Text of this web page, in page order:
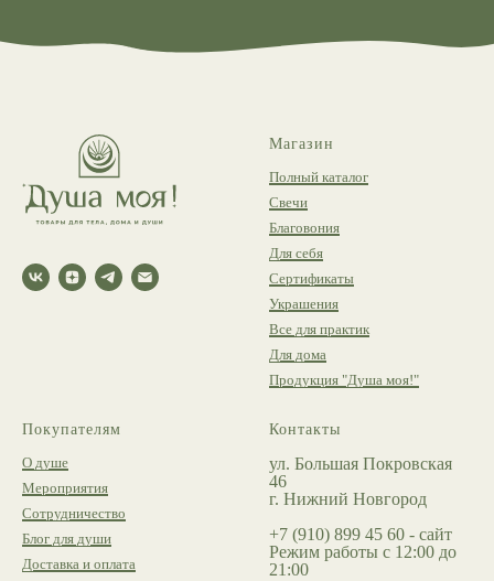
Магазин
Полный каталог
Свечи
Благовония
Для себя
Сертификаты
Украшения
Все для практик
Для дома
Продукция "Душа моя!"
Покупателям
О душе
Мероприятия
Сотрудничество
Блог для души
Доставка и оплата
Контакты
ул. Большая Покровская
46
г. Нижний Новгород
+7 (910) 899 45 60 - сайт
Режим работы с 12:00 до
21:00